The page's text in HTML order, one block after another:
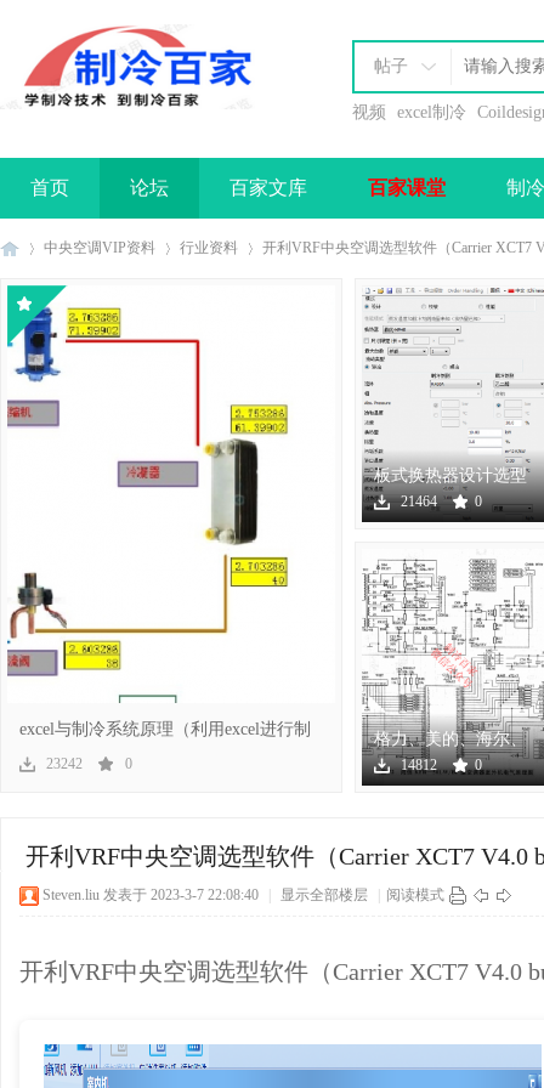
帖子
视频 excel制冷
首页 论坛 百家文库 百家课堂 制
办理会员
制
中央空调VIP资料 行业资料 开利VRF中央空调选型软件（Carrier XCT7
excel与制冷系统原理（利用excel进行制
冷系
23242 0
板式换热器设计选型
软件下载
21464 0
格力、美的、海尔、
海信、奥克斯几十个
空调
14812 0
开利VRF中央空调选型软件（Carrier XCT7 V4.0
Steven.liu 发表于 2023-3-7 22:08:40 显示全部楼层 阅读模式
开利VRF中央空调选型软件（Carrier XCT7 V4.0